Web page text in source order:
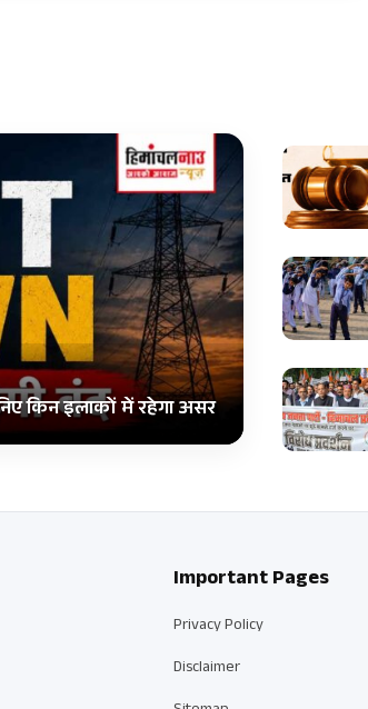
किन इलाकों में रहेगा असर
Important Pages
Privacy Policy
Disclaimer